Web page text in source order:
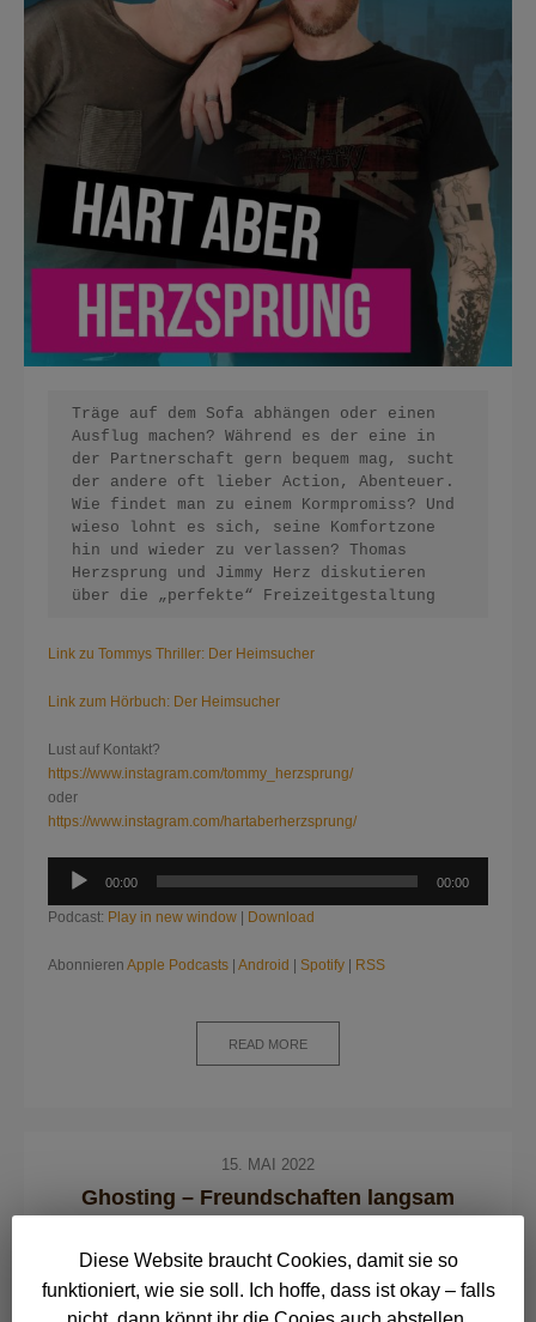
Träge auf dem Sofa abhängen oder einen
Ausflug machen? Während es der eine in
der Partnerschaft gern bequem mag, sucht
der andere oft lieber Action, Abenteuer.
Wie findet man zu einem Kormpromiss? Und
wieso lohnt es sich, seine Komfortzone
hin und wieder zu verlassen? Thomas
Herzsprung und Jimmy Herz diskutieren
über die „perfekte“ Freizeitgestaltung
Link zu Tommys Thriller: Der Heimsucher
Link zum Hörbuch: Der Heimsucher
Lust auf Kontakt?
https://www.instagram.com/tommy_herzsprung/
oder
https://www.instagram.com/hartaberherzsprung/
Audio-
00:00 00:00
Podcast: Play in new window Download
Abonnieren Apple Podcasts Android Spotify RSS
READ MORE
15. MAI 2022
Ghosting – Freundschaften langsam
Diese Website braucht Cookies, damit sie so
funktioniert, wie sie soll. Ich hoffe, dass ist okay – falls